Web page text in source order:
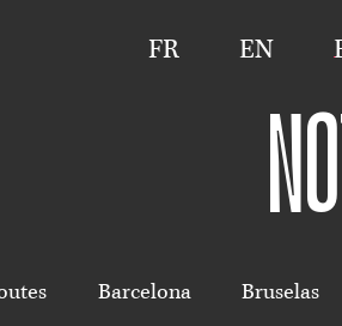
FR EN
Barcelona Bruselas